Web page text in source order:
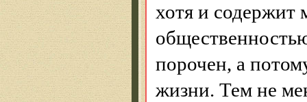
хотя и содержит
порочен, а
жизни. Тем не